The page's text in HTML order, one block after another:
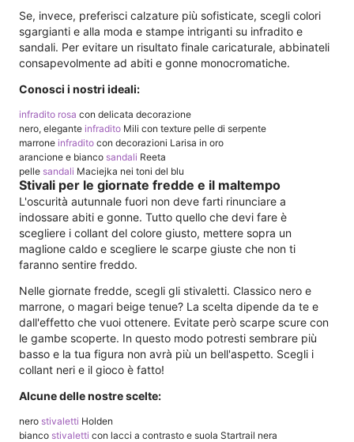
Se, invece, preferisci calzature più sofisticate, scegli colori
sgargianti e alla moda e stampe intriganti su infradito e
sandali. Per evitare un risultato finale caricaturale, abbinateli
consapevolmente ad abiti e gonne monocromatiche.
Conosci i nostri ideali:
infradito rosa con delicata decorazione
nero, elegante infradito Mili con texture pelle di serpente
marrone infradito con decorazioni Larisa in oro
arancione e bianco sandali Reeta
pelle sandali Maciejka nei toni del blu
Stivali per le giornate fredde e il maltempo
L'oscurità autunnale fuori non deve farti rinunciare a
indossare abiti e gonne. Tutto quello che devi fare è
scegliere i collant del colore giusto, mettere sopra un
maglione caldo e scegliere le scarpe giuste che non ti
faranno sentire freddo.
Nelle giornate fredde, scegli gli stivaletti. Classico nero e
marrone, o magari beige tenue? La scelta dipende da te e
dall'effetto che vuoi ottenere. Evitate però scarpe scure con
le gambe scoperte. In questo modo potresti sembrare più
basso e la tua figura non avrà più un bell'aspetto. Scegli i
collant neri e il gioco è fatto!
Alcune delle nostre scelte:
nero stivaletti Holden
bianco stivaletti con lacci a contrasto e suola Startrail nera